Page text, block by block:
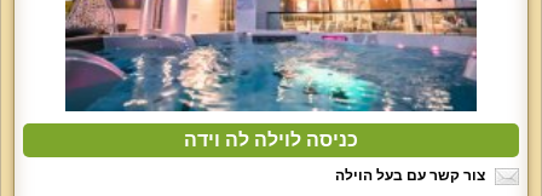
כניסה לוילה לה וידה
צור קשר עם בעל הוילה